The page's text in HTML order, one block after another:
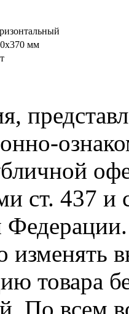
мм
ст. 437 и
изменять
товара
По всем